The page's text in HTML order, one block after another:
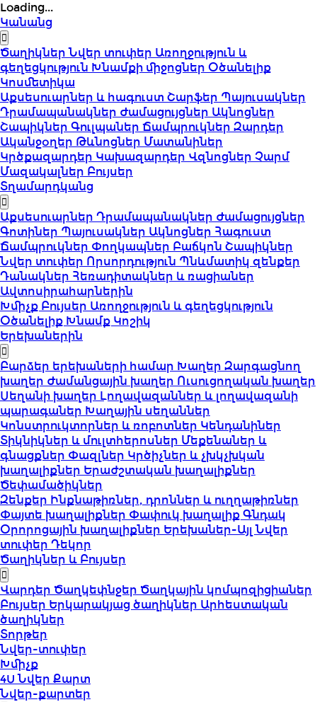
Loading...
Կանանց
ԾաղիկներՆվեր տուփեր Առողջություն և
գեղեցկություն Խնամքի միջոցներ Օծանելիք
Կոսմետիկա
Աքսեսուարներ և հագուստ Շարֆեր Պայուսակներ
Դրամապանակներ Ժամացույցներ Ակնոցներ
Շապիկներ Գուլպաներ Ճամպրուկներ Զարդեր
Ականջօղեր Թևնոցներ Մատանիներ
Կրծքազարդեր Կախազարդեր Վզնոցներ Չարմ
Մազակալներ Բույսեր
Տղամարդկանց
Աքսեսուարներ Դրամապանակներ Ժամացույցներ
Գոտիներ Պայուսակներ Ակնոցներ Հագուստ
Ճամպրուկներ Փողկապներ Բաճկոն Շապիկներ
Նվեր տուփեր Որսորդություն Պնևմատիկ զենքեր
Դանակներ Հեռադիտակներ և ռացիաներ
Ավտոսիրահարներին
Խմիչք Բույսեր Առողջություն և գեղեցկություն
Օծանելիք Խնամք Կոշիկ
Երեխաներին
Բարձեր երեխաների համար Խաղեր Զարգացնող
խաղեր Ժամանցային խաղեր Ուսուցողական խաղեր
Սեղանի խաղեր Լողավազաններ և լողավազանի
պարագաներ Խաղային սեղաններ
Կոնստրուկտորներ և ռոբոտներ Կենդանիներ
Տիկնիկներ և մուլտհերոսներ Մեքենաներ և
գնացքներ Փազլներ Կրծիչներ և չխկչխկան
խաղալիքներ Երաժշտական խաղալիքներ
Ծեփամածիկներ
Զենքեր Ինքնաթիռներ, դրոններ և ուղղաթիռներ
Փայտե խաղալիքներ Փափուկ խաղալիքԳնդակ
Օրորոցային խաղալիքներ Երեխաներ-ԱյլՆվեր
տուփեր Դեկոր
Ծաղիկներ և Բույսեր
Վարդեր Ծաղկեփնջեր Ծաղկային կոմպոզիցիաներ
Բույսեր Երկարակյաց ծաղիկներ Արհեստական
ծաղիկներ
Տորթեր
Նվեր-տուփեր
Խմիչք
4U Նվեր Քարտ
Նվեր-քարտեր